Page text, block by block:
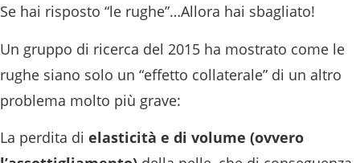
Se hai risposto “le rughe”…Allora hai sbagliato!
Un gruppo di ricerca del 2015 ha mostrato come le
rughe siano solo un “effetto collaterale” di un altro
problema molto più grave:
La perdita di elasticità e di volume (ovvero